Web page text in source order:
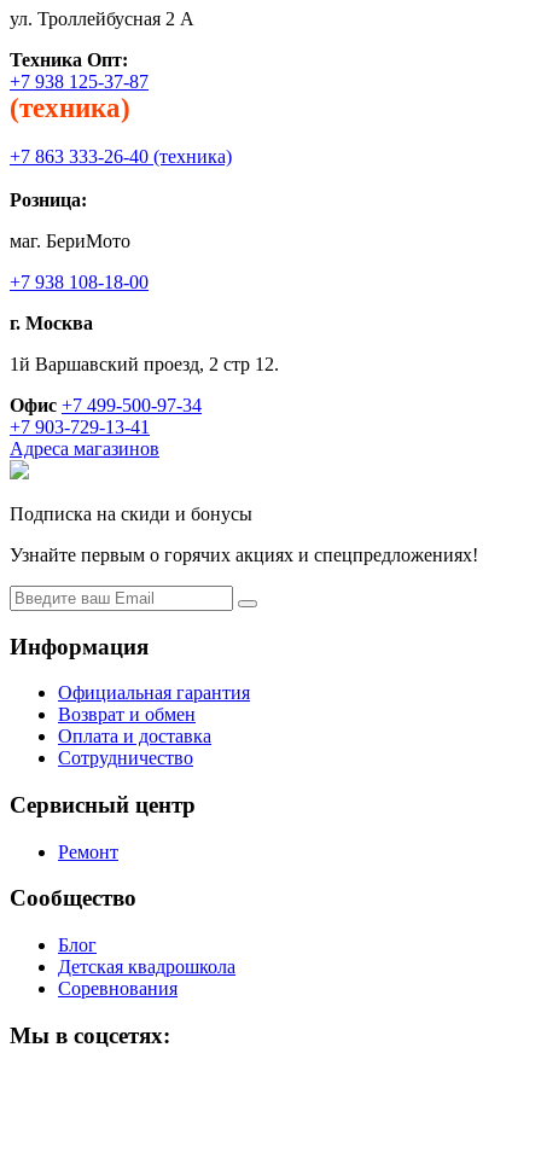
ул. Троллейбусная 2 А
Техника Опт:
+7 938 125-37-87
(техника)
+7 863 333-26-40 (техника)
Розница:
маг. БериМото
+7 938 108-18-00
г. Москва
1й Варшавский проезд, 2 стр 12.
Офис +7 499-500-97-34
+7 903-729-13-41
Адреса магазинов
Подписка на скиди и бонусы
Узнайте первым о горячих акциях и спецпредложениях!
Информация
Официальная гарантия
Возврат и обмен
Оплата и доставка
Сотрудничество
Сервисный центр
Ремонт
Сообщество
Блог
Детская квадрошкола
Соревнования
Мы в соцсетях: